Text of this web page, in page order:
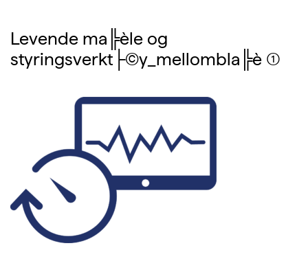
Levende ma╠èle og
styringsverkt├©y_mellombla╠è (1)